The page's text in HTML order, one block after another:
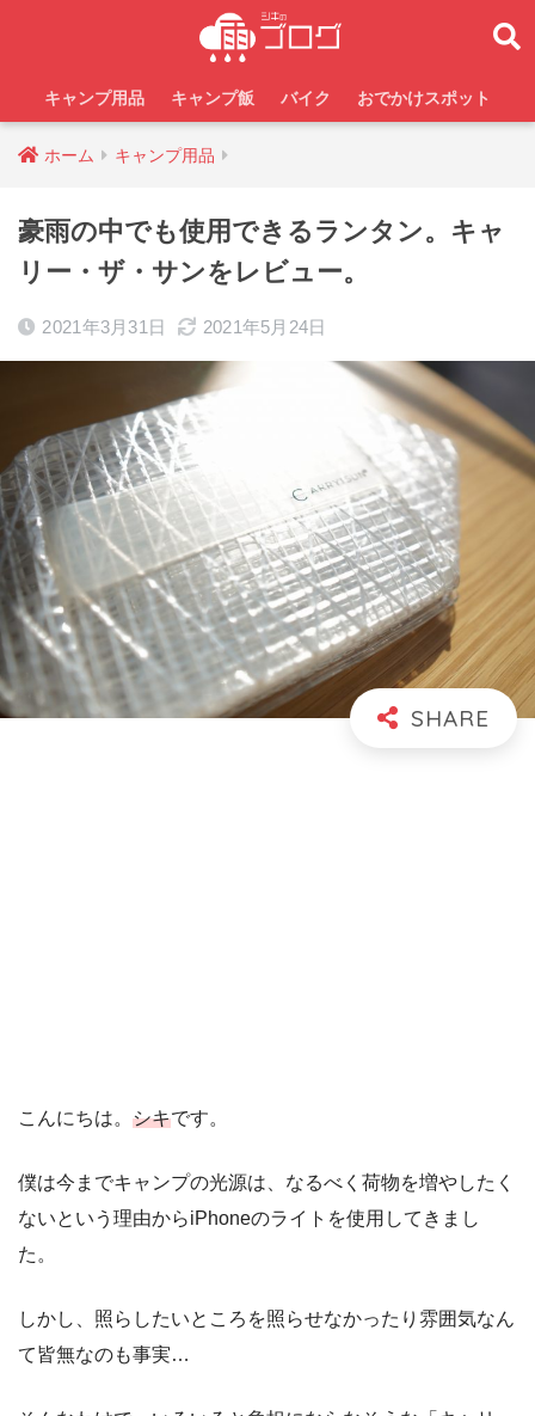
キャンプ用品 キャンプ飯 バイク おでかけスポット
ホーム キャンプ用品
豪雨の中でも使用できるランタン。キャ
リー・ザ・サンをレビュー。
2021年3月31日 2021年5月24日
こんにちは。 シキです。
僕は今までキャンプの光源は、なるべく荷物を増やしたく
ないという理由からiPhoneのライトを使用してきまし
た。
しかし、照らしたいところを照らせなかったり雰囲気なん
て皆無なのも事実…